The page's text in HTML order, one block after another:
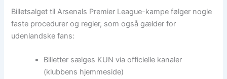
Billetsalget til Arsenals Premier League-kampe følger nogle
faste procedurer og regler, som også gælder for
udenlandske fans:
Billetter sælges KUN via officielle kanaler
(klubbens hjemmeside)